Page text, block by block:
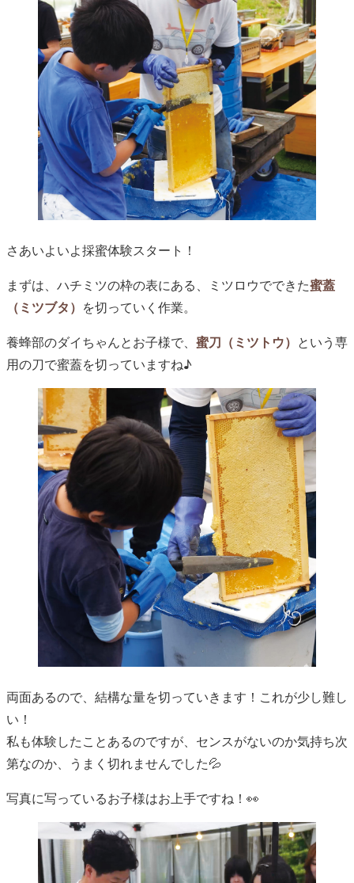
さあいよいよ採蜜体験スタート！
まずは、ハチミツの枠の表にある、ミツロウでできた蜜蓋
（ミツブタ） を切っていく作業。
養蜂部のダイちゃんとお子様で、 蜜刀（ミツトウ） という専
用の刀で蜜蓋を切っていますね♪
両面あるので、結構な量を切っていきます！これが少し難し
い！
私も体験したことあるのですが、センスがないのか気持ち次
第なのか、うまく切れませんでした💦
写真に写っているお子様はお上手ですね！👀